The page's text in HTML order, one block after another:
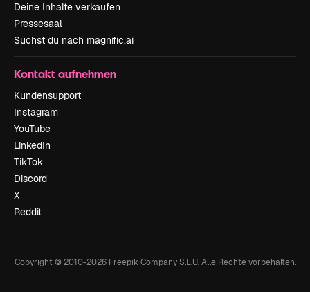
Deine Inhalte verkaufen
Pressesaal
Suchst du nach magnific.ai
Kontakt aufnehmen
Kundensupport
Instagram
YouTube
LinkedIn
TikTok
Discord
X
Reddit
Copyright © 2010-2026Freepik Company S.L.U. Alle Rechte vorbehalten.